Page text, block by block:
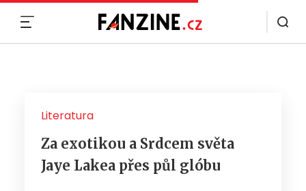
Literatura
Za exotikou a Srdcem světa
Jaye Lakea přes půl glóbu